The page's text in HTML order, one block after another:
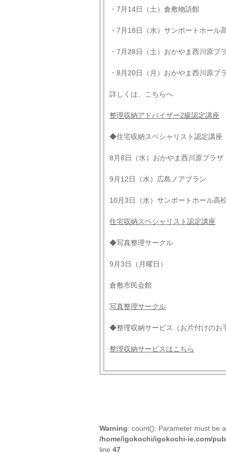
・7月14日（土）倉敷物語館
・7月18日（水）サンポートホール
・7月28日（土）おかやま西川原プ
・8月20日（月）おかやま西川原プ
詳しくは、こちらへ
整理収納アドバイザー2級認定講座
◆住宅収納スペシャリスト認定講座
8月8日（水）おかやま西川原プラザ
9月12日（水）広島ノアブラン
10月3日（水）サンポートホール高
住宅収納スペシャリスト認定講座
◆写真整理サークル
9月3日（月曜日）
倉敷市民会館
写真整理サークル
◆整理収納サービス（お片付けのお
整理収納サービスはこちら
Warning: count(): Parameter must be
/home/igokochi/igokochi-ie.com/
line 47